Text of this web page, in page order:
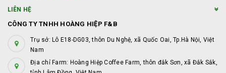
LIÊN HỆ
CÔNG TY TNHH HOÀNG HIỆP F&B
Trụ sở: Lô E18-DG03, thôn Du Nghệ, xã Quốc Oai, Tp.Hà Nội, Việt
Nam
Địa chỉ Farm: Hoàng Hiệp Coffee Farm, thôn đắk Sơn, xã Đắk Sắk,